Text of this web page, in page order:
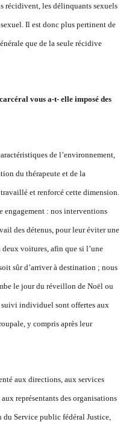
récidivent, les délinquants sexuels
Il est donc plus pertinent de
que de la seule récidive
vous a-t- elle imposé des
de l’environnement,
du thérapeute et de la
et renforcé cette dimension.
engagement : nos interventions
des détenus, pour leur éviter une
deux voitures, afin que si l’une
sûr d’arriver à destination ; nous
le jour du réveillon de Noël ou
suivi individuel sont offertes aux
y compris après leur
aux directions, aux services
représentants des organisations
Service public fédéral Justice,